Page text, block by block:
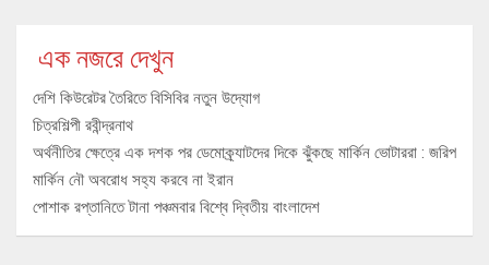
এক নজরে দেখুন
দেশি কিউরেটর তৈরিতে বিসিবির নতুন উদ্যোগ
চিত্রশিল্পী রবীন্দ্রনাথ
অর্থনীতির ক্ষেত্রে এক দশক পর ডেমোক্র্যাটদের দিকে ঝুঁকছে মার্কিন ভোটাররা : জরিপ
মার্কিন নৌ অবরোধ সহ্য করবে না ইরান
পোশাক রপ্তানিতে টানা পঞ্চমবার বিশ্বে দ্বিতীয় বাংলাদেশ